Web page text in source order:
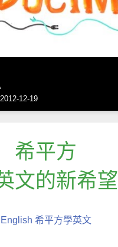
12-19
希平方
文的新希望
希平方學英文